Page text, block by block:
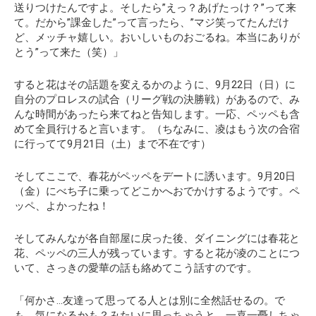
送りつけたんですよ。そしたら”えっ？あげたっけ？”って来
て。だから”課金した”って言ったら、”マジ笑ってたんだけ
ど、メッチャ嬉しい。おいしいものおごるね。本当にありが
とう”って来た（笑）」
すると花はその話題を変えるかのように、9月22日（日）に
自分のプロレスの試合（リーグ戦の決勝戦）があるので、み
んな時間があったら来てねと告知します。一応、ペッペも含
めて全員行けると言います。（ちなみに、凌はもう次の合宿
に行ってて9月21日（土）まで不在です）
そしてここで、春花がペッペをデートに誘います。9月20日
（金）にべち子に乗ってどこかへおでかけするようです。ペ
ッペ、よかったね！
そしてみんなが各自部屋に戻った後、ダイニングには春花と
花、ペッペの三人が残っています。すると花が凌のことにつ
いて、さっきの愛華の話も絡めてこう話すのです。
「何かさ…友達って思ってる人とは別に全然話せるの。で